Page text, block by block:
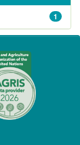
1